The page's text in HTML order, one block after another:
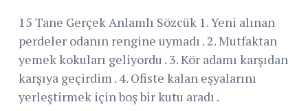
15 Tane Gerçek Anlamlı Sözcük 1. Yeni alınan
perdeler odanın rengine uymadı . 2. Mutfaktan
yemek kokuları geliyordu . 3. Kör adamı karşıdan
karşıya geçirdim . 4. Ofiste kalan eşyalarını
yerleştirmek için boş bir kutu aradı .